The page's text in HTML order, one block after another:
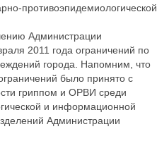
противоэпидемиологической
Администрации
2011 года ограничений по
города. Напомним, что
было принято с
гриппом и ОРВИ среди
и информационной
Администрации